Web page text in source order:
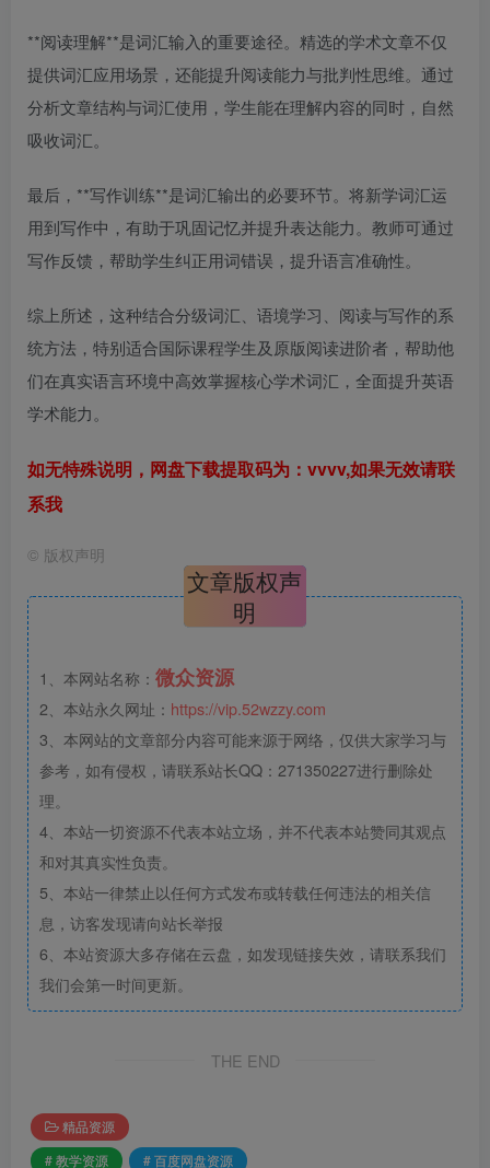
**阅读理解**是词汇输入的重要途径。精选的学术文章不仅
提供词汇应用场景，还能提升阅读能力与批判性思维。通过
分析文章结构与词汇使用，学生能在理解内容的同时，自然
吸收词汇。
最后，**写作训练**是词汇输出的必要环节。将新学词汇运
用到写作中，有助于巩固记忆并提升表达能力。教师可通过
写作反馈，帮助学生纠正用词错误，提升语言准确性。
综上所述，这种结合分级词汇、语境学习、阅读与写作的系
统方法，特别适合国际课程学生及原版阅读进阶者，帮助他
们在真实语言环境中高效掌握核心学术词汇，全面提升英语
学术能力。
如无特殊说明，网盘下载提取码为：vvvv,如果无效请联
系我
© 版权声明
文章版权声
明
1、本网站名称： 微众资源
2、本站永久网址： https://vip.52wzzy.com
3、本网站的文章部分内容可能来源于网络，仅供大家学习与
参考，如有侵权，请联系站长QQ：271350227进行删除处
理。
4、本站一切资源不代表本站立场，并不代表本站赞同其观点
和对其真实性负责。
5、本站一律禁止以任何方式发布或转载任何违法的相关信
息，访客发现请向站长举报
6、本站资源大多存储在云盘，如发现链接失效，请联系我们
我们会第一时间更新。
THE END
精品资源
# 教学资源
# 百度网盘资源